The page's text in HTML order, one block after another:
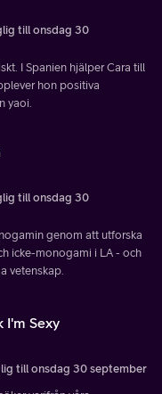
till onsdag 30
I Spanien hjälper Cara till
hon positiva
yaoi.
till onsdag 30
genom att utforska
icke-monogami i LA - och
vetenskap.
I'm Sexy
till onsdag 30 september